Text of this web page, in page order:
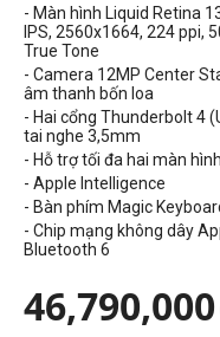
- Màn hình Liquid Retina
IPS, 2560x1664, 224 ppi,
True Tone
- Camera 12MP Center
âm thanh bốn loa
- Hai cổng Thunderbolt 4
tai nghe 3,5mm
- Hỗ trợ tối đa hai màn
- Apple Intelligence
- Bàn phím Magic
- Chip mạng không dây
Bluetooth 6
46,790,000